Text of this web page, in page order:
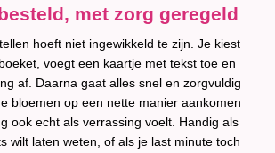
met zorg geregeld
hoeft niet ingewikkeld te zijn. Je kiest
voegt een kaartje met tekst toe en
af. Daarna gaat alles snel en zorgvuldig
bloemen op een nette manier aankomen
ook echt als verrassing voelt. Handig als
wilt laten weten, of als je last minute toch